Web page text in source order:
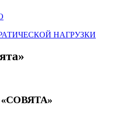
НАГРУЗКИ
«СОВЯТА»